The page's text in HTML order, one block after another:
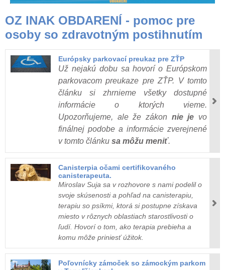
OZ INAK OBDARENÍ - pomoc pre
osoby so zdravotným postihnutím
Európsky parkovací preukaz pre ZŤP
Už nejakú dobu sa hovorí o Európskom
parkovacom preukaze pre ZŤP. V tomto
článku si zhrnieme všetky dostupné
informácie o ktorých vieme.
Upozorňujeme, ale že zákon nie je vo
finálnej podobe a informácie zverejnené
v tomto článku sa môžu meniť.
Canisterpia očami certifikovaného
canisterapeuta.
Miroslav Suja sa v rozhovore s nami podelil o
svoje skúsenosti a pohľad na canisterapiu,
terapiu so psíkmi, ktorá si postupne získava
miesto v rôznych oblastiach starostlivosti o
ľudí. Hovorí o tom, ako terapia prebieha a
komu môže priniesť úžitok.
Poľovnícky zámoček so zámockým parkom